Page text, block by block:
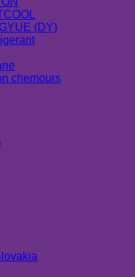
(DY)
chemours